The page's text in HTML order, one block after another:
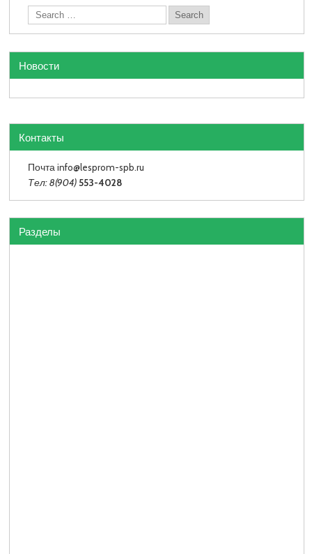
Новости
Контакты
Почта info@lesprom-spb.ru
Тел: 8(904) 553-4028
Разделы